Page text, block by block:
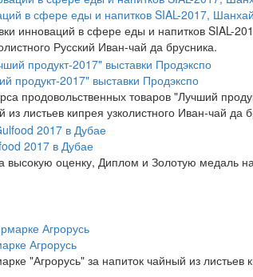
в сфере еды и напитков SIAL-2017,
инноваций в сфере еды и напитков SIAL-
Русский Иван-чай да брусника.
продукт-2017" выставки Продэкспо
продовольственных товаров "Лучший
листьев кипрея узколистного Иван-чай да
2017 в Дубае
оценку, Диплом и Золотую медаль
Агрорусь
"Агрорусь" за напиток чайный из